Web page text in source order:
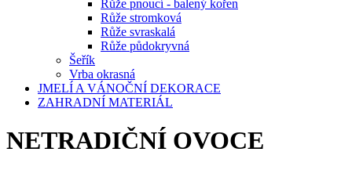
Růže pnoucí - balený kořen
Růže stromková
Růže svraskalá
Růže půdokryvná
Šeřík
Vrba okrasná
JMELÍ A VÁNOČNÍ DEKORACE
ZAHRADNÍ MATERIÁL
NETRADIČNÍ OVOCE